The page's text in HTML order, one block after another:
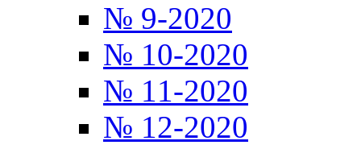
№ 9-2020
№ 10-2020
№ 11-2020
№ 12-2020